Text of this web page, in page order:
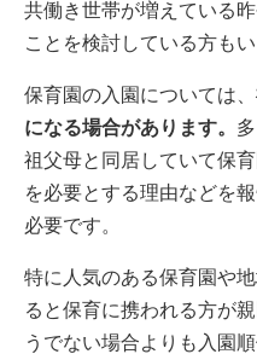
共働き世帯が増えている
ことを検討している方もい
保育園の入園については、
になる場合があります。
祖父母と同居していて保
を必要とする理由などを
必要です。
特に人気のある保育園や
ると保育に携われる方が
うでない場合よりも入園